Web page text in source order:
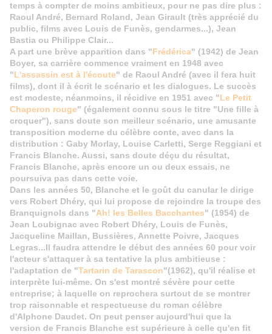
temps à compter de moins ambitieux, pour ne pas dire plus :
Raoul André, Bernard Roland, Jean Girault (très apprécié du
public, films avec Louis de Funès, gendarmes...), Jean
Bastia ou Philippe Clair...
A part une brève apparition dans "Frédérica" (1942) de Jean
Boyer, sa carrière commence vraiment en 1948 avec
"L'assassin est à l'écoute" de Raoul André (avec il fera huit
films), dont il à écrit le scénario et les dialogues. Le succès
est modeste, néanmoins, il récidive en 1951 avec "Le Petit
Chaperon rouge" (également connu sous le titre "Une fille à
croquer"), sans doute son meilleur scénario, une amusante
transposition moderne du célèbre conte, avec dans la
distribution : Gaby Morlay, Louise Carletti, Serge Reggiani et
Francis Blanche. Aussi, sans doute déçu du résultat,
Francis Blanche, après encore un ou deux essais, ne
poursuiva pas dans cette voie.
Dans les années 50, Blanche et le goût du canular le dirige
vers Robert Dhéry, qui lui propose de rejoindre la troupe des
Branquignols dans "Ah! les Belles Bacchantes" (1954) de
Jean Loubignac avec Robert Dhéry, Louis de Funès,
Jacqueline Maillan, Bussières, Annette Poivre, Jacques
Legras...Il faudra attendre le début des années 60 pour voir
l'acteur s'attaquer à sa tentative la plus ambitieuse :
l'adaptation de "Tartarin de Tarascon"(1962), qu'il réalise et
interprète lui-même. On s'est montré sévère pour cette
entreprise; à laquelle on reprochera surtout de se montrer
trop raisonnable et respectueuse du roman célèbre
d'Alphone Daudet. On peut penser aujourd'hui que la
version de Francis Blanche est supérieure à celle qu'en fit